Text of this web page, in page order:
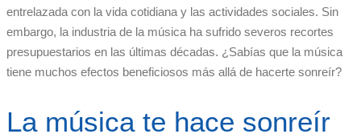
entrelazada con la vida cotidiana y las actividades sociales. Sin
embargo, la industria de la música ha sufrido severos recortes
presupuestarios en las últimas décadas. ¿Sabías que la música
tiene muchos efectos beneficiosos más allá de hacerte sonreír?
La música te hace sonreír